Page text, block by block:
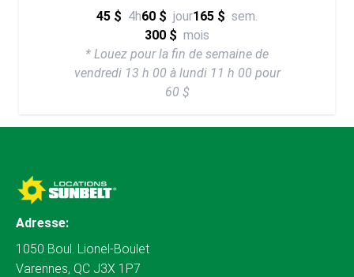
45 $ 4h60 $ jour165 $ sem.
300 $ mois
* Louez pour la fin de semaine de
vendredi 13 h 00 à lundi 11 h 00 pour
60 $
Adresse:
1050 Boul. Lionel-Boulet
Varennes, QC J3X 1P7